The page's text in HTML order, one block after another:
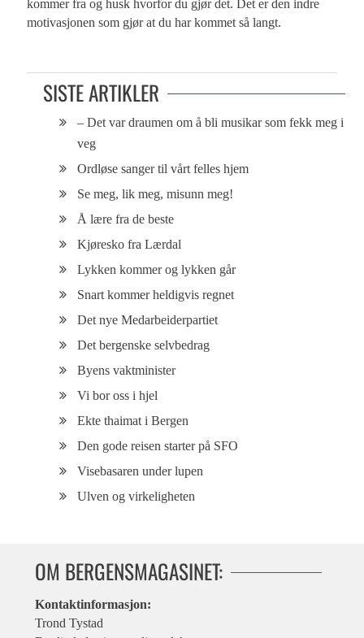
kommer fra og husk hvorfor du gjør det. Det er den indre
motivasjonen som gjør at du har kommet så langt.
SISTE ARTIKLER
– Det var draumen om å bli musikar som fekk meg i
veg
Ordløse sanger til vårt felles hjem
Se meg, lik meg, misunn meg!
Å lære fra de beste
Kjøresko fra Lærdal
Lykken kommer og lykken går
Snart kommer heldigvis regnet
Det nye Medarbeiderpartiet
Det bergenske selvbedrag
Byens vaktminister
Vi bor oss i hjel
Ekte thaimat i Bergen
Den gode reisen starter på SFO
Visebasaren under lupen
Ulven og virkeligheten
OM BERGENSMAGASINET:
Kontaktinformasjon:
Trond Tystad